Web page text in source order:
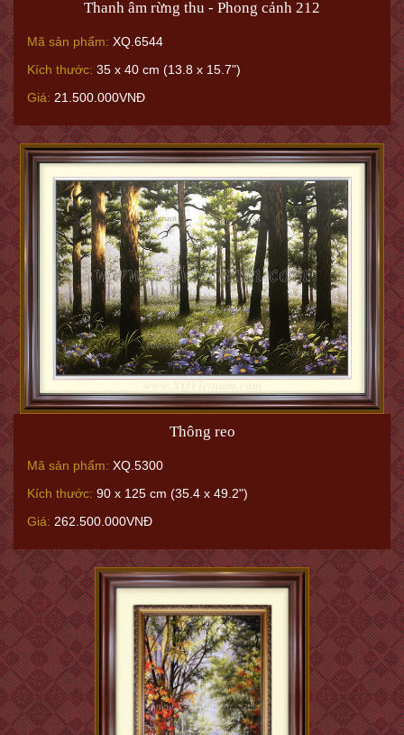
Thanh âm rừng thu - Phong cảnh 212
Mã sản phẩm: XQ.6544
Kích thước: 35 x 40 cm (13.8 x 15.7")
Giá: 21.500.000VNĐ
Thông reo
Mã sản phẩm: XQ.5300
Kích thước: 90 x 125 cm (35.4 x 49.2")
Giá: 262.500.000VNĐ